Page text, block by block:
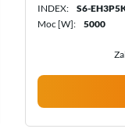
INDEX:
Moc [W]: